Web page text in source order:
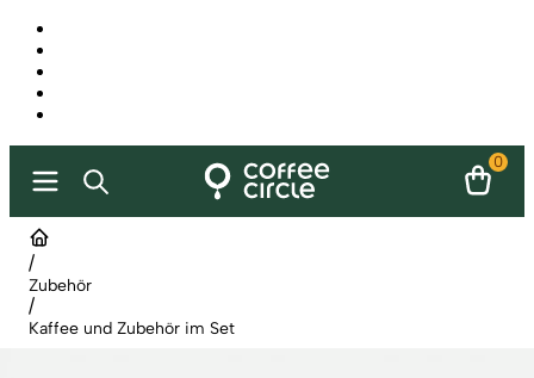
0
/
Zubehör
/
Kaffee und Zubehör im Set